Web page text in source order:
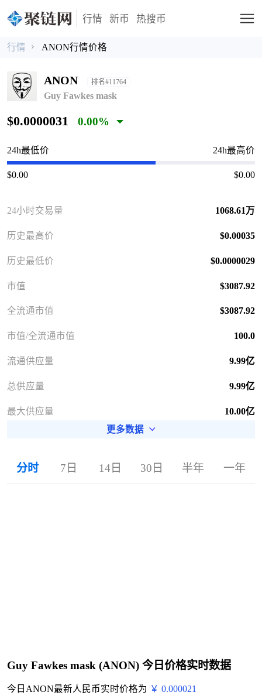
行情 新币 热搜币
行情 ANON行情价格
ANON 排名#11764
Guy Fawkes mask
$0.0000031 0.00%
24h最低价 24h最高价
$0.00 $0.00
24小时交易量 1068.61万
历史最高价 $0.00035
历史最低价 $0.0000029
市值 $3087.92
全流通市值 $3087.92
市值/全流通市值 100.0
流通供应量 9.99亿
总供应量 9.99亿
最大供应量
10.00亿
更多数据
分时 7日 14日 30日 半年 一年
Guy Fawkes mask (ANON) 今日价格实时数据
今日ANON最新人民币实时价格为 ￥ 0.000021